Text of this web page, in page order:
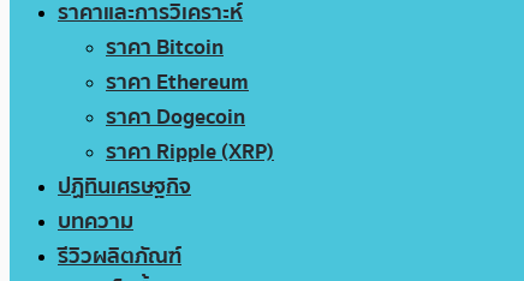
ราคาและการวิเคราะห์
ราคา Bitcoin
ราคา Ethereum
ราคา Dogecoin
ราคา Ripple (XRP)
ปฏิทินเศรษฐกิจ
บทความ
รีวิวผลิตภัณฑ์